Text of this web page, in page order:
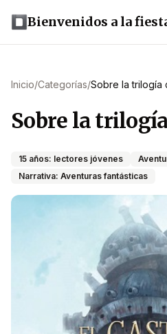
Bienvenidos a la
Inicio/Categorías/Sobre la trilogía
Sobre la
15 años: lectores jóvenes
Narrativa: Aventuras fantásticas